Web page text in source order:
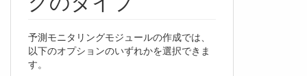
予測モニタリングモジュールの作成では、
以下のオプションのいずれかを選択できま
す。